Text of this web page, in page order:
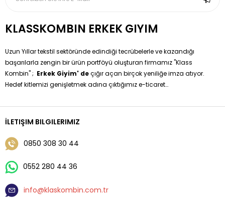
KLASSKOMBIN ERKEK GIYIM
Uzun Yıllar tekstil sektöründe edindiği tecrübelerle ve kazandığı
başarılarla zengin bir ürün portföyü oluşturan firmamız ''Klass
Kombin'' ; Erkek Giyim' deçığır açan birçok yeniliğe imza atıyor.
Hedef kitlemizi genişletmek adına çıktığımız e-ticaret
özgün tasarımlarla buluşturma hedefimizi gerçekleştiriyoruz.
Erkek Giyim 'de Hazır Kombinleri Siz değerli müşterilerimize
sunmaktayız sadece boy ve kilo bilgisi vererek çok kolay bir
şekilde kendi kombininize sahip olabilirsiniz.
İLETIŞIM BILGILERIMIZ
0850 308 30 44
0552 280 44 36
info@klaskombin.com.tr